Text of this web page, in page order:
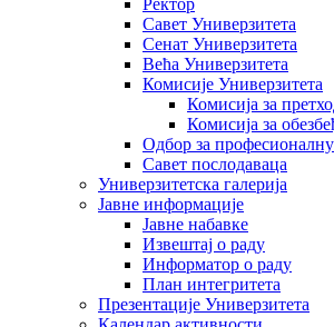
Ректор
Савет Универзитета
Сенат Универзитета
Већа Универзитета
Комисије Универзитета
Комисија за
Комисија за
Одбор за
Савет послодаваца
Универзитетска галерија
Јавне информације
Јавне набавке
Извештај о раду
Информатор о раду
План интегритета
Презентације Универзитета